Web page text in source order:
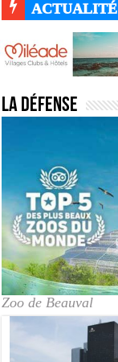
ACTUALITÉ
La Défense
Zoo de Beauval